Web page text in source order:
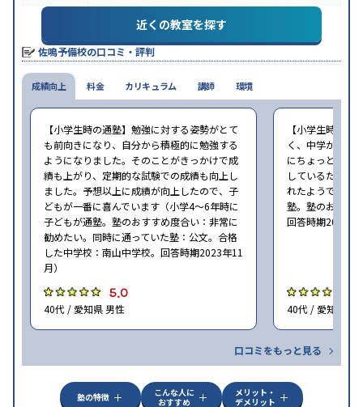
授業の振替可能学習にPC・タブレットを利用1科
目から受講可能季節講習のみの受講可
※2023年10月調査。小学校高学年の集団塾アンケート調査方法を参照
近くの教室を探す
佐鳴予備校の口コミ・評判
成績向上
【小学生時の通塾】勉強に対する姿勢がとて
も前向きになり、自分から積極的に勉強する
ようになりました。そのことがきっかけで成
績も上がり、定期的な試験での成績も向上し
ました。予想以上に成績が向上したので、子
どもが一番に喜んでいます（小学4〜6年時に
子どもが通塾。塾のおすすめ度合い：非常に
勧めたい。同時に通っていた塾：公文。合格
した中学校：南山中学校。回答時期2023年11
月）
5.0
40代 / 愛知県 男性
【小学生時の通
く、中学から始
にちょっと通い
しているため、
れたようでした
塾。塾のおすす
回答時期2023年
40代 / 愛知県 男
口コミをもっと見る
料金 カリキュラム 講師 環境
塾の特徴
こんな人に
おすすめ
メリット・
デメリット